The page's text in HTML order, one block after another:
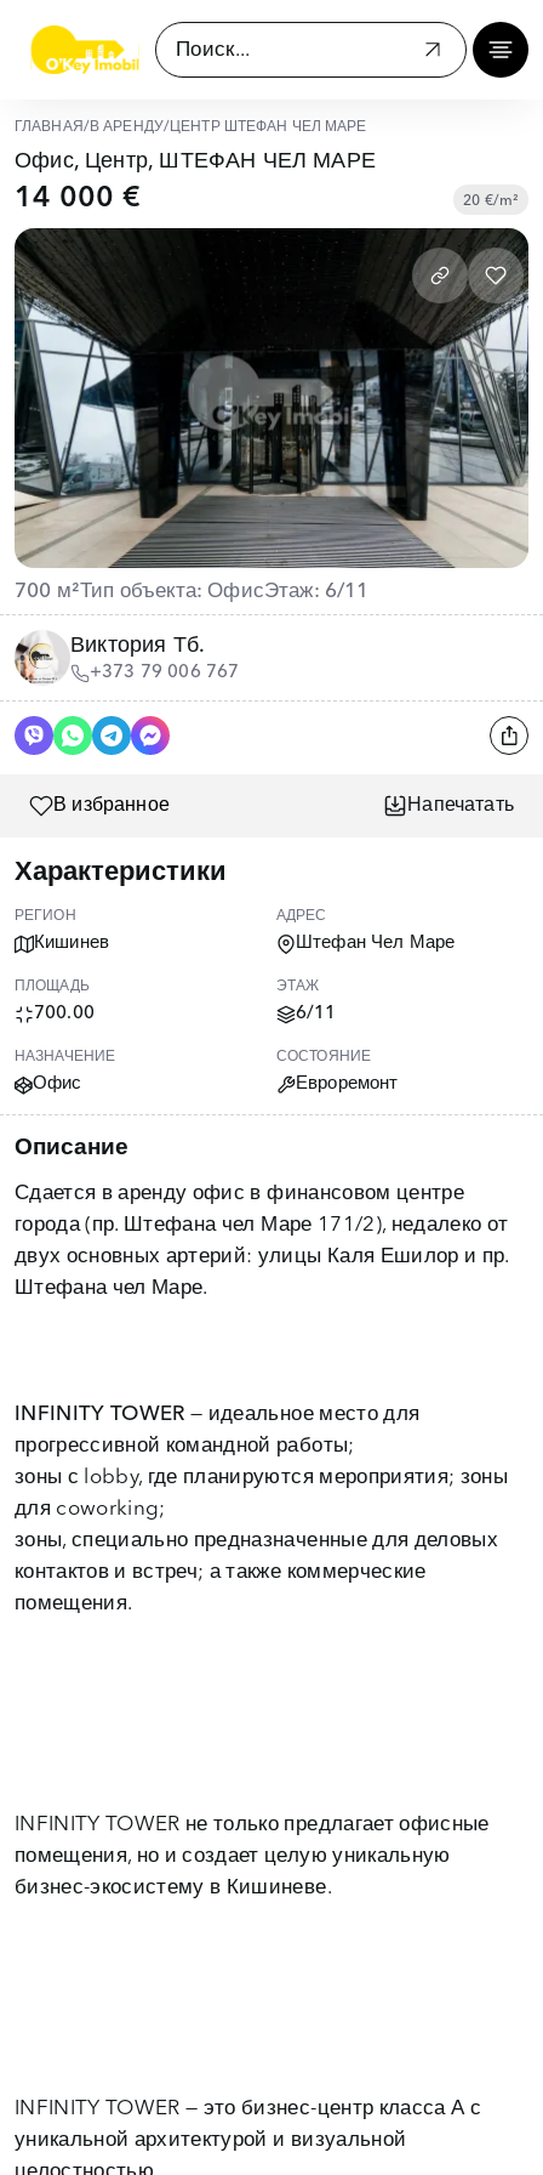
ГЛАВНАЯ/ В АРЕНДУ/ ЦЕНТР ШТЕФАН ЧЕЛ МАРЕ
Офис, Центр, ШТЕФАН ЧЕЛ МАРЕ
14 000 € 20 €/m²
700 м²Тип объекта: ОфисЭтаж: 6/11
Виктория Тб.
+373 79 006 767
В избранное Напечатать
Характеристики
РЕГИОН
Кишинев
АДРЕС
Штефан Чел Маре
ПЛОЩАДЬ
700.00
ЭТАЖ
6/11
НАЗНАЧЕНИЕ
Офис
СОСТОЯНИЕ
Евроремонт
Описание
Сдается в аренду офис в финансовом центре
города(пр. Штефана чел Маре 171/2), недалеко от
двух основных артерий: улицы Каля Ешилор и пр.
INFINITY TOWER — идеальное место для
прогрессивной командной работы;
зоны с lobby, где планируются мероприятия; зоны
для coworking;
зоны, специально предназначенные для деловых
контактов и встреч; а также коммерческие
помещения.
INFINITY TOWER не только предлагает офисные
помещения, но и создает целую уникальную
бизнес-экосистему в Кишиневе.
INFINITY TOWER — это бизнес-центр класса А с
уникальной архитектурой и визуальной